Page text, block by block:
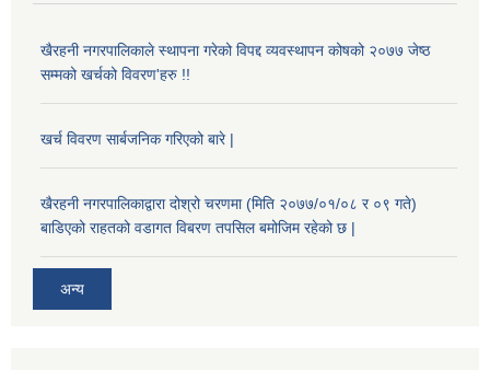
खैरहनी नगरपालिकाले स्थापना गरेको विपद्द व्यवस्थापन कोषको २०७७ जेष्ठ
सम्मको खर्चको विवरण'हरु !!
खर्च विवरण सार्बजनिक गरिएको बारे |
खैरहनी नगरपालिकाद्वारा दोश्रो चरणमा (मिति २०७७/०१/०८ र ०९ गते)
बाडिएको राहतको वडागत विबरण तपसिल बमोजिम रहेको छ |
अन्य